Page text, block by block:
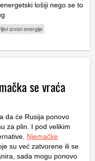
lošiji nego se to
izvori energije
se vraća
da će Rusija ponovo
za plin. I pod velikim
Njemačke
su već zatvorene ili se
sada mogu ponovo